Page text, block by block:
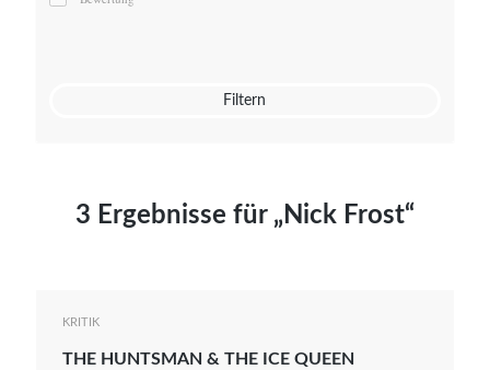
Mato von Vogelstein
Filtern
3 Ergebnisse für „Nick Frost“
KRITIK
THE HUNTSMAN & THE ICE QUEEN